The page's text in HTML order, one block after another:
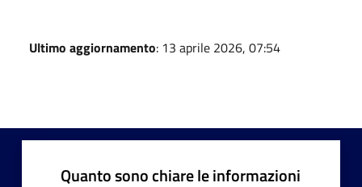
Ultimo aggiornamento: 13 aprile 2026, 07:54
Quanto sono chiare le informazioni